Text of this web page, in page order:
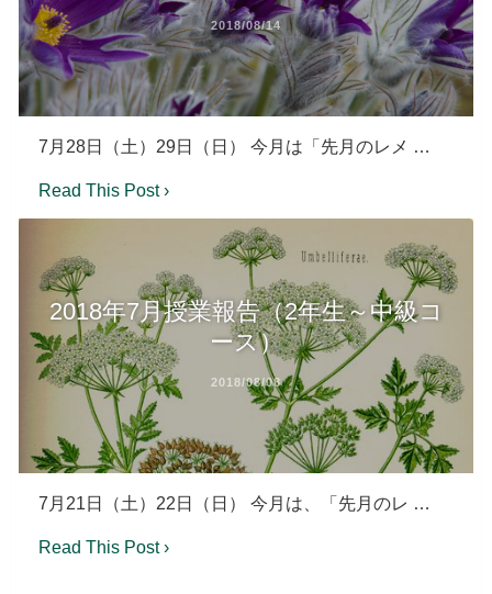
2018/08/14
7月28日（土）29日（日） 今月は「先月のレメ …
Read This Post ›
2018年7月授業報告（2年生～中級コ
ース）
2018/08/08
7月21日（土）22日（日） 今月は、「先月のレ …
Read This Post ›